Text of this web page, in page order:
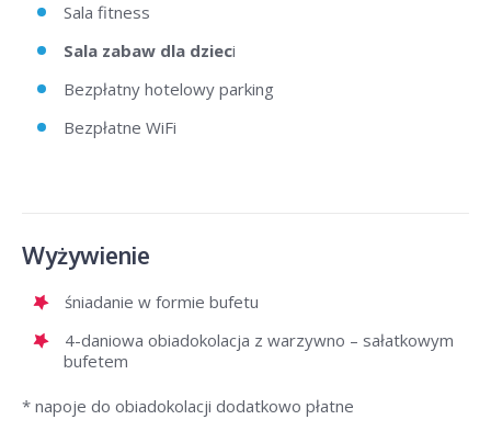
Sala fitness
Sala zabaw dla dzieci
Bezpłatny hotelowy parking
Bezpłatne WiFi
Wyżywienie
śniadanie w formie bufetu
4-daniowa obiadokolacja z warzywno – sałatkowym
bufetem
* napoje do obiadokolacji dodatkowo płatne